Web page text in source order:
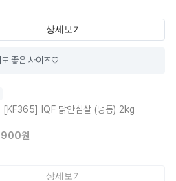
상세보기
도 좋은 사이즈♡
[KF365] IQF 닭안심살 (냉동) 2kg
원
상세보기